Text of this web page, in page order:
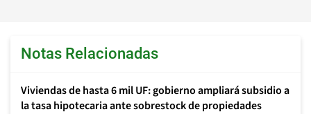
Notas Relacionadas
Viviendas de hasta 6 mil UF: gobierno ampliará subsidio a
la tasa hipotecaria ante sobrestock de propiedades